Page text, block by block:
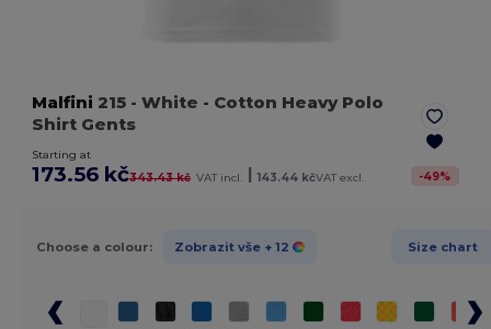
Malfini 215 - White - Cotton Heavy Polo
Shirt Gents
Starting at
173.56 kč343.43 kč VAT incl. | 143.44 kčVAT excl. -49%
Choose a colour: Zobrazit vše + 12 Size chart